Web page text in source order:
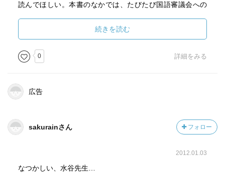
読んでほしい。本書のなかでは、たびたび国語審議会への
のでも批判の対象となることを知る手段として、本書を捉
えることもできる。「日本語について、こんなふうに考え
ている人もいるんだ」と知ることは、必ずや新しい視点を
得るきっかけとなるはずだ。
ところで、本書は日本語について細かく述べている一冊
には違いないのだが、その一方で、どうにも一つ一つの語
「文法論を作り直せ」という章立てがなされている。だ
が、これは「文法を作り直せ」のほうが正しいと思うのだ
続きを読む
0 詳細をみる
広告
sakurainさん フォロー
2012.01.03
なつかしい、水谷先生…